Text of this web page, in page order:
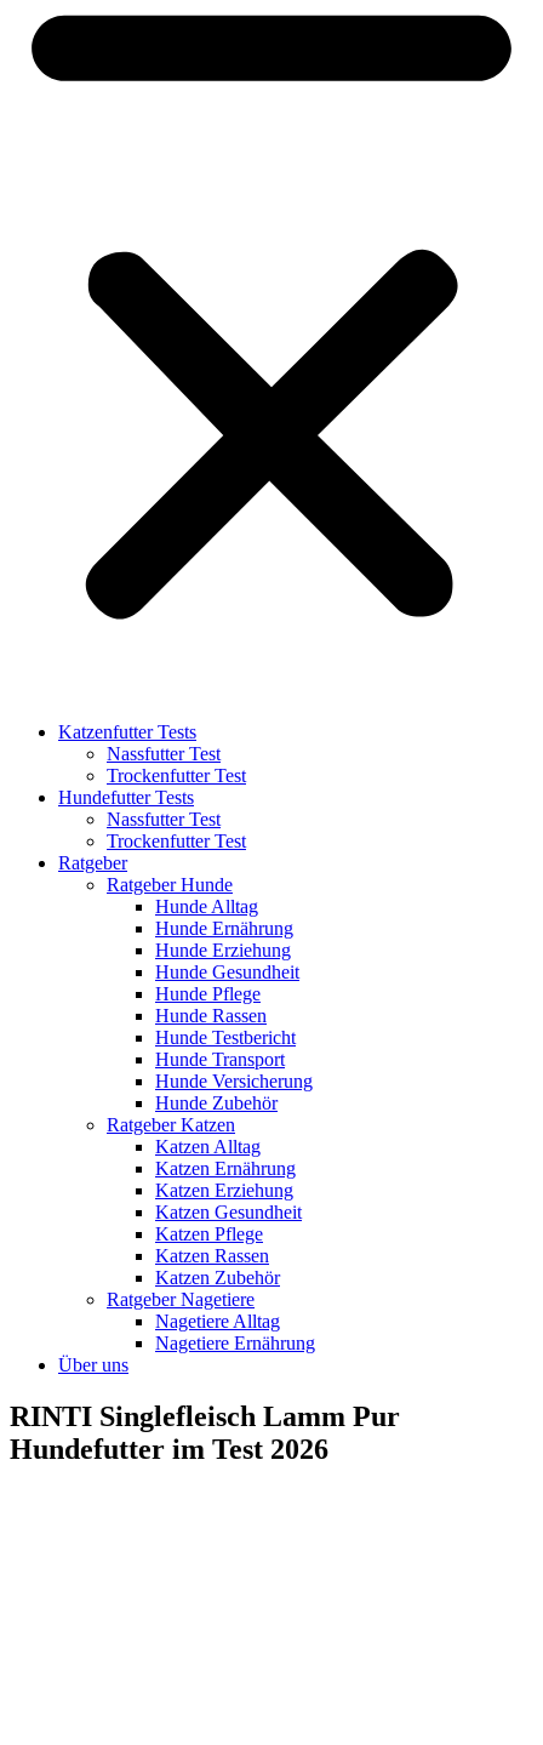
Katzenfutter Tests
Nassfutter Test
Trockenfutter Test
Hundefutter Tests
Nassfutter Test
Trockenfutter Test
Ratgeber
Ratgeber Hunde
Hunde Alltag
Hunde Ernährung
Hunde Erziehung
Hunde Gesundheit
Hunde Pflege
Hunde Rassen
Hunde Testbericht
Hunde Transport
Hunde Versicherung
Hunde Zubehör
Ratgeber Katzen
Katzen Alltag
Katzen Ernährung
Katzen Erziehung
Katzen Gesundheit
Katzen Pflege
Katzen Rassen
Katzen Zubehör
Ratgeber Nagetiere
Nagetiere Alltag
Nagetiere Ernährung
Über uns
RINTI Singlefleisch Lamm Pur
Hundefutter im Test 2026